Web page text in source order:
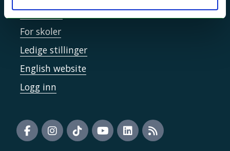
For media
For skoler
Ledige stillinger
English website
Logg inn